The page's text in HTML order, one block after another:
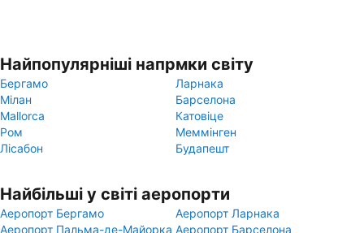
Найпопулярніші напрмки світу
Бергамо
Ларнака
Мілан
Барселона
Mallorca
Катовіце
Ром
Меммінген
Лісабон
Будапешт
Найбільші у світі аеропорти
Аеропорт Бергамо
Аеропорт Ларнака
Аеропорт Пальма-де-Майорка Аеропорт Барселона